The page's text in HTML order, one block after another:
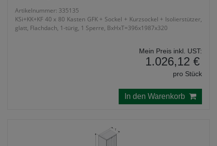
Artikelnummer: 335135
KSi+KK+KF 40 x 80 Kasten GFK + Sockel + Kurzsockel + Isolierstützer,
glatt, Flachdach, 1-türig, 1 Sperre, BxHxT=396x1987x320
Mein Preis inkl. UST:
1.026,12 €
pro Stück
In den Warenkorb